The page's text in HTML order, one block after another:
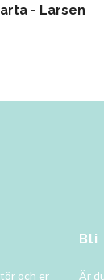
- Larsen
och er
Bli
Är